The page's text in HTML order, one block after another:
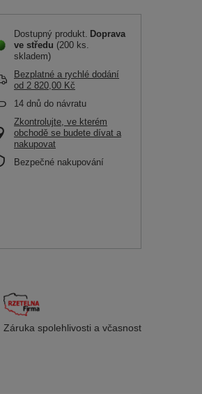
Dostupný produkt Doprava
ve středu (200 ks.
skladem)
Bezplatné a rychlé dodání
od 2 820,00 Kč
14 dnů do návratu
Zkontrolujte, ve kterém
obchodě se budete dívat a
nakupovat
Bezpečné nakupování
Záruka spolehlivosti a včasnost